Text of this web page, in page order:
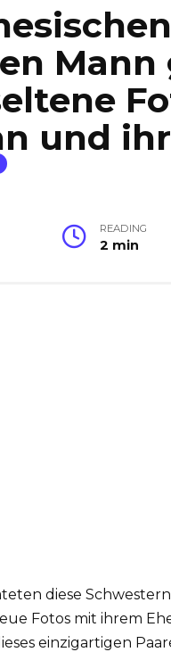
und
READING
2 min
diese
Fotos mit ihrem
einzigartigen